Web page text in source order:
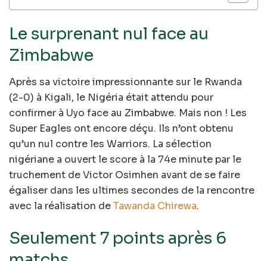
Le surprenant nul face au
Zimbabwe
Après sa victoire impressionnante sur le Rwanda
(2-0) à Kigali, le Nigéria était attendu pour
confirmer à Uyo face au Zimbabwe. Mais non ! Les
Super Eagles ont encore déçu. Ils n’ont obtenu
qu’un nul contre les Warriors. La sélection
nigériane a ouvert le score à la 74e minute par le
truchement de Victor Osimhen avant de se faire
égaliser dans les ultimes secondes de la rencontre
avec la réalisation deTawanda Chirewa.
Seulement 7 points après 6